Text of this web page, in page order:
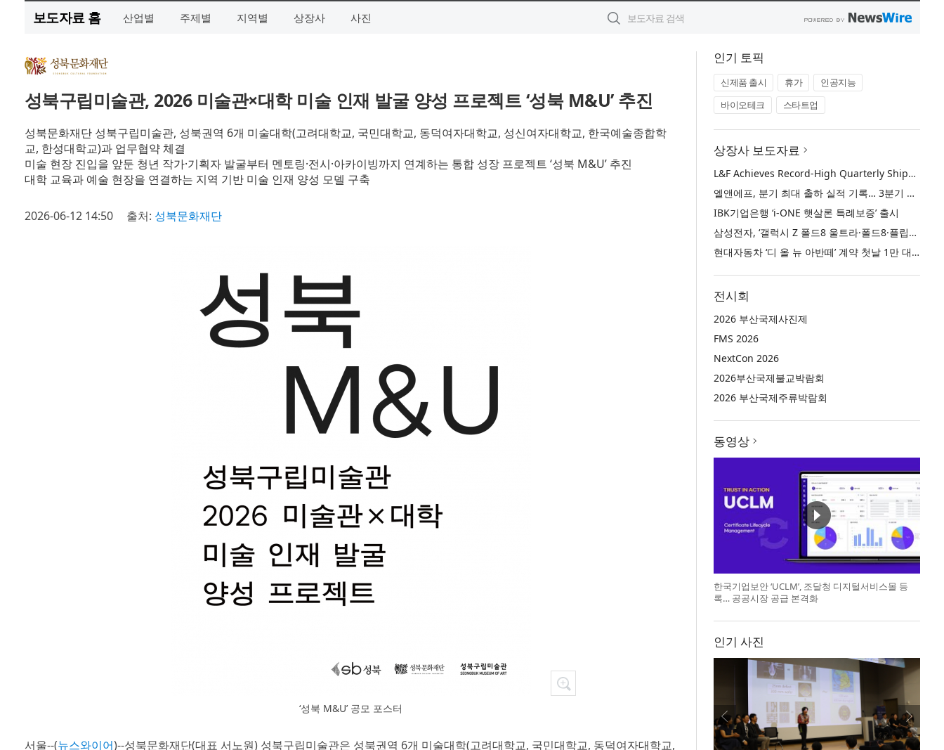
보도자료 홈 산업별 주제별 지역별 상장사 사진
성북구립미술관, 2026 미술관×대학 미술 인재 발굴 양성 프로젝트 ‘성북 M&U’ 추진
성북문화재단 성북구립미술관, 성북권역 6개 미술대학(고려대학교, 국민대학교, 동덕여자대학교, 성신여자대학교, 한국예술종합학
교, 한성대학교)과 업무협약 체결
미술 현장 진입을 앞둔 청년 작가·기획자 발굴부터 멘토링·전시·아카이빙까지 연계하는 통합 성장 프로젝트 ‘성북 M&U’ 추진
대학 교육과 예술 현장을 연결하는 지역 기반 미술 인재 양성 모델 구축
2026-06-12 14:50 출처: 성북문화재단
‘성북 M&U’ 공모 포스터
서울--(뉴스와이어)--성북문화재단(대표 서노원) 성북구립미술관은 성북권역 6개 미술대학(고려대학교, 국민대학교, 동덕여자대학교,
인기 토픽
신제품 출시 휴가
인공지능
바이오테크
스타트업
상장사 보도자료
L&F Achieves Record-High Quarterly Shipments, Begins LFP Supply for North American ESS in Q3 Advancing its Two-Track NCM and LFP Growth Strategy
엘앤에프, 분기 최대 출하 실적 기록… 3분기 북미 ESS향 LFP 공급 착수 NCM+LFP ‘2-Track’ 성장 전략 실현
IBK기업은행 ‘i-ONE 햇살론 특례보증’ 출시
삼성전자, ‘갤럭시 Z 폴드8 울트라·폴드8·플립8’과 ‘갤럭시 워치 울트라2·워치9’ 국내 공식 출시
현대자동차 ‘디 올 뉴 아반떼’ 계약 첫날 1만 대 돌파
전시회
2026 부산국제사진제
FMS 2026
NextCon 2026
2026부산국제불교박람회
2026 부산국제주류박람회
동영상
한국기업보안 ‘UCLM’, 조달청 디지털서비스몰 등
록… 공공시장 공급 본격화
인기 사진